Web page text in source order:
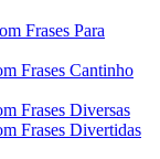
Frases Para
Frases Cantinho
Frases Diversas
Frases Divertidas